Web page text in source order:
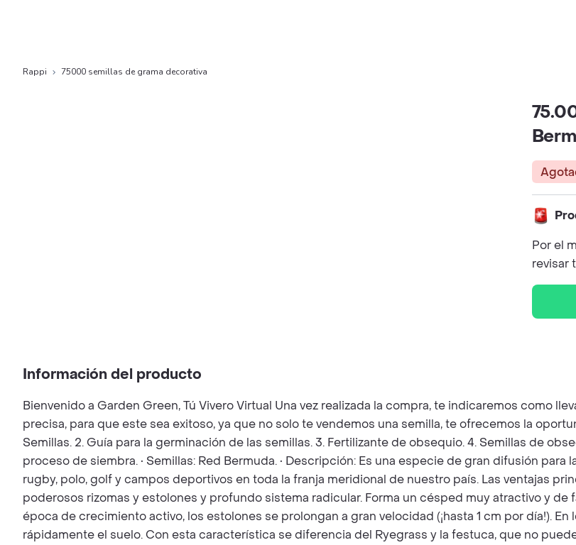
Rappi 75000 semillas de grama decorativa
Por el
revisar
Información del producto
Bienvenido a Garden Green, Tú Vivero Virtual Una vez realizada la compra, te indicaremos como
precisa, para que este sea exitoso, ya que no solo te vendemos una semilla, te ofrecemos la
Semillas. 2. Guía para la germinación de las semillas. 3. Fertilizante de obsequio. 4. Semillas de
proceso de siembra. • Semillas: Red Bermuda. • Descripción: Es una especie de gran difusión
rugby, polo, golf y campos deportivos en toda la franja meridional de nuestro país. Las ventajas
poderosos rizomas y estolones y profundo sistema radicular. Forma un césped muy atractivo y de
época de crecimiento activo, los estolones se prolongan a gran velocidad (¡hasta 1 cm por día!).
rápidamente el suelo. Con esta característica se diferencia del Ryegrass y la festuca, que no